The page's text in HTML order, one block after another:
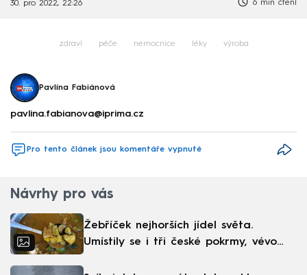
30. pro 2022, 22:26 6 min čtení
zdraví péče nemocnice léky výroba
Pavlína Fabiánová
pavlina.fabianova@iprima.cz
Pro tento článek jsou komentáře vypnuté
Návrhy pro vás
Žebříček nejhorších jídel světa.
Umístily se i tři české pokrmy, vévodí